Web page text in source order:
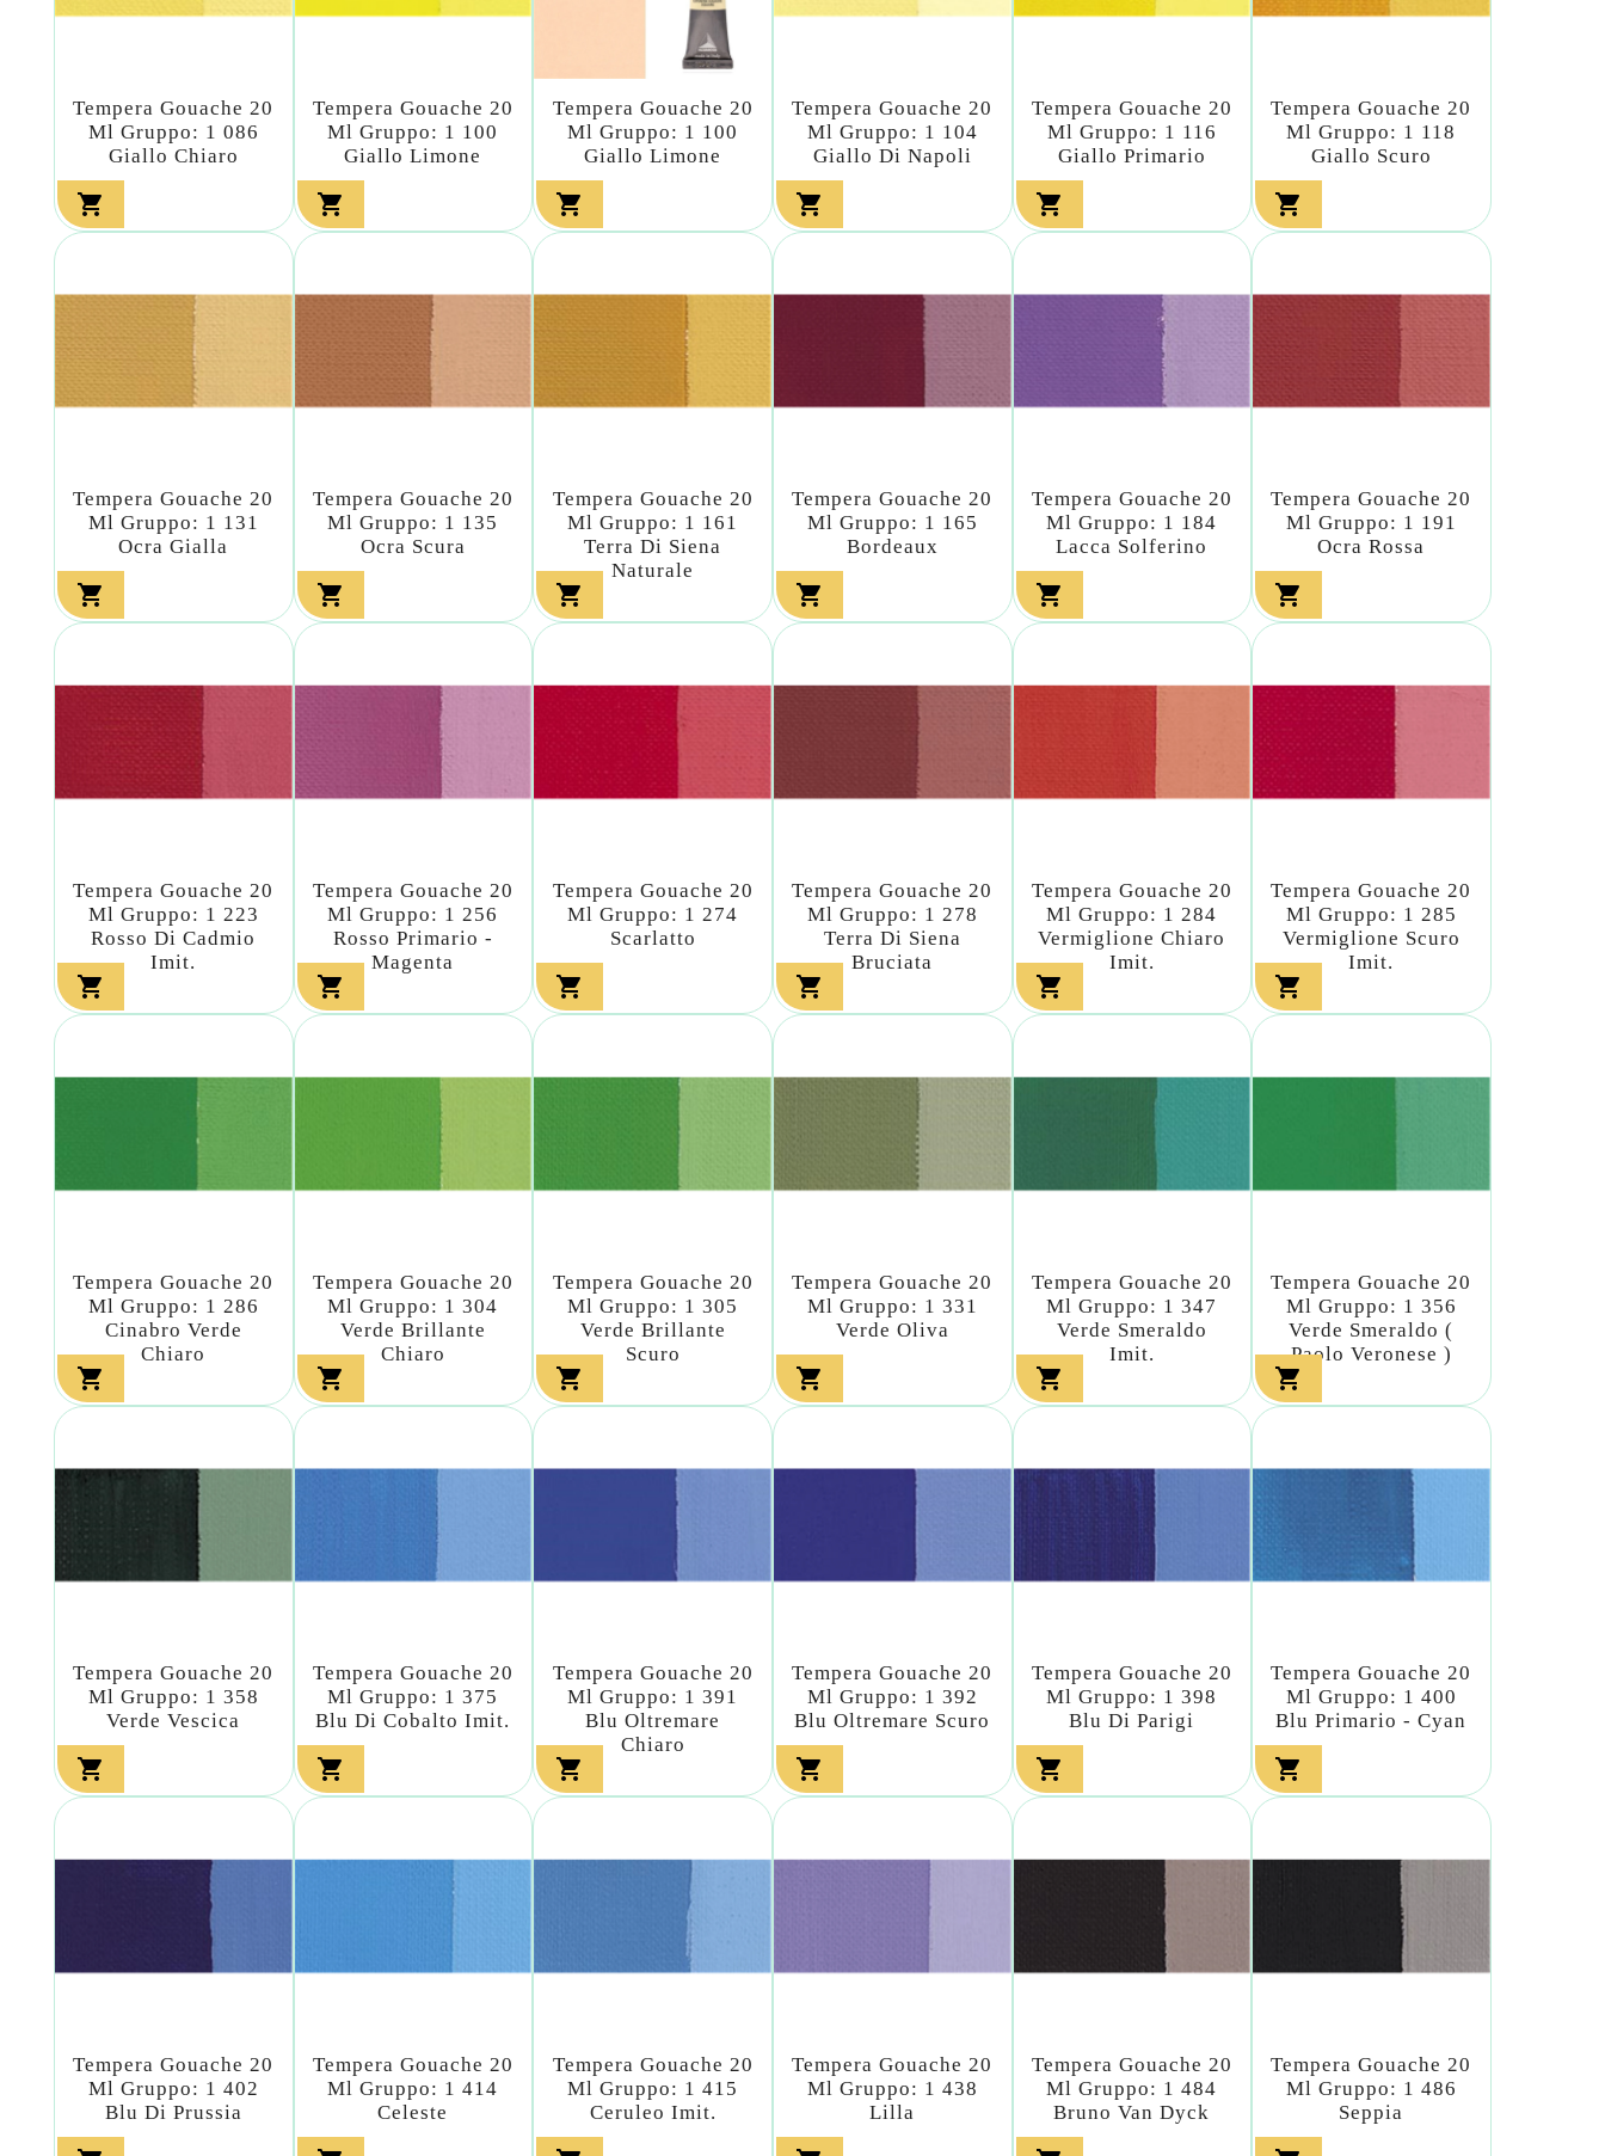
Tempera Gouache 20
Ml Gruppo: 1 086
Giallo Chiaro

Tempera Gouache 20
Ml Gruppo: 1 100
Giallo Limone

Tempera Gouache 20
Ml Gruppo: 1 100
Giallo Limone

Tempera Gouache 20
Ml Gruppo: 1 104
Giallo Di Napoli

Tempera Gouache 20
Ml Gruppo: 1 116
Giallo Primario

Tempera Gouache 20
Ml Gruppo: 1 118
Giallo Scuro

Tempera Gouache 20
Ml Gruppo: 1 131
Ocra Gialla

Tempera Gouache 20
Ml Gruppo: 1 135
Ocra Scura

Tempera Gouache 20
Ml Gruppo: 1 161
Terra Di Siena
Naturale

Tempera Gouache 20
Ml Gruppo: 1 165
Bordeaux

Tempera Gouache 20
Ml Gruppo: 1 184
Lacca Solferino

Tempera Gouache 20
Ml Gruppo: 1 191
Ocra Rossa

Tempera Gouache 20
Ml Gruppo: 1 223
Rosso Di Cadmio
Imit.

Tempera Gouache 20
Ml Gruppo: 1 256
Rosso Primario -
Magenta

Tempera Gouache 20
Ml Gruppo: 1 274
Scarlatto

Tempera Gouache 20
Ml Gruppo: 1 278
Terra Di Siena
Bruciata

Tempera Gouache 20
Ml Gruppo: 1 284
Vermiglione Chiaro
Imit.

Tempera Gouache 20
Ml Gruppo: 1 285
Vermiglione Scuro
Imit.

Tempera Gouache 20
Ml Gruppo: 1 286
Cinabro Verde
Chiaro

Tempera Gouache 20
Ml Gruppo: 1 304
Verde Brillante
Chiaro

Tempera Gouache 20
Ml Gruppo: 1 305
Verde Brillante
Scuro

Tempera Gouache 20
Ml Gruppo: 1 331
Verde Oliva

Tempera Gouache 20
Ml Gruppo: 1 347
Verde Smeraldo
Imit.

Tempera Gouache 20
Ml Gruppo: 1 356
Verde Smeraldo (
Paolo Veronese )

Tempera Gouache 20
Ml Gruppo: 1 358
Verde Vescica

Tempera Gouache 20
Ml Gruppo: 1 375
Blu Di Cobalto Imit.

Tempera Gouache 20
Ml Gruppo: 1 391
Blu Oltremare
Chiaro

Tempera Gouache 20
Ml Gruppo: 1 392
Blu Oltremare Scuro

Tempera Gouache 20
Ml Gruppo: 1 398
Blu Di Parigi

Tempera Gouache 20
Ml Gruppo: 1 400
Blu Primario - Cyan

Tempera Gouache 20
Ml Gruppo: 1 402
Blu Di Prussia
Tempera Gouache 20
Ml Gruppo: 1 414
Celeste
Tempera Gouache 20
Ml Gruppo: 1 415
Ceruleo Imit.
Tempera Gouache 20
Ml Gruppo: 1 438
Lilla
Tempera Gouache 20
Ml Gruppo: 1 484
Bruno Van Dyck
Tempera Gouache 20
Ml Gruppo: 1 486
Seppia